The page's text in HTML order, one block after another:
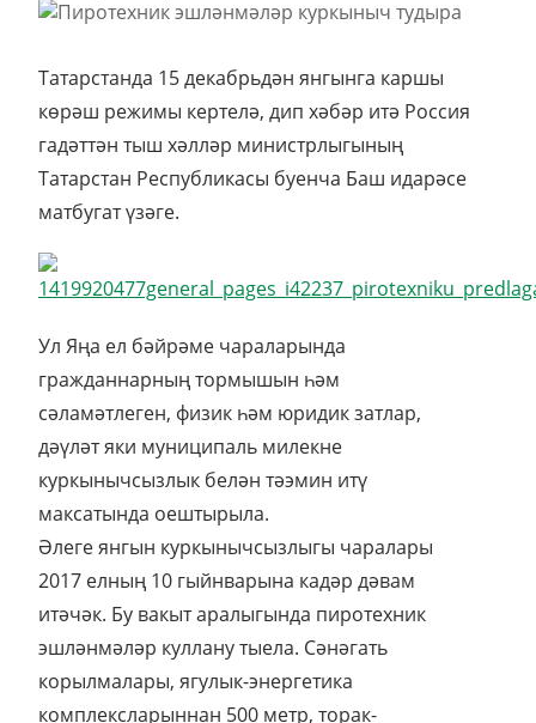
Татарстанда 15 декабрьдән янгынга каршы
көрәш режимы кертелә, дип хәбәр итә Россия
гадәттән тыш хәлләр министрлыгының
Татарстан Республикасы буенча Баш идарәсе
матбугат үзәге.
Ул Яңа ел бәйрәме чараларында
гражданнарның тормышын һәм
сәламәтлеген, физик һәм юридик затлар,
дәүләт яки муниципаль милекне
куркынычсызлык белән тәэмин итү
максатында оештырыла.
Әлеге янгын куркынычсызлыгы чаралары
2017 елның 10 гыйнварына кадәр дәвам
итәчәк. Бу вакыт аралыгында пиротехник
эшләнмәләр куллану тыела. Сәнәгать
корылмалары, ягулык-энергетика
комплексларыннан 500 метр, торак-